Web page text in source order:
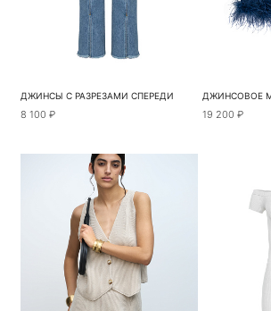
ДЖИНСЫ С РАЗРЕЗАМИ СПЕРЕДИ
8 100 ₽ 19 200 ₽